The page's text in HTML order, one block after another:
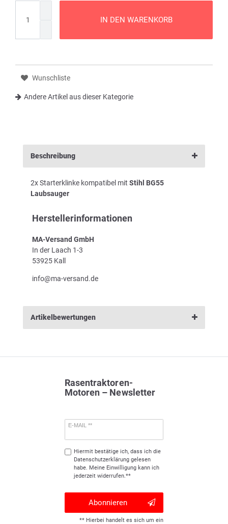
IN DEN WARENKORB
Wunschliste
Andere Artikel aus dieser Kategorie
Beschreibung
2x Starterklinke kompatibel mit Stihl BG55
Laubsauger
Herstellerinformationen
MA-Versand GmbH
In der Laach 1-3
53925 Kall
info@ma-versand.de
Artikelbewertungen
Rasentraktoren-
Motoren – Newsletter
E-MAIL **
Hiermit bestätige ich, dass ich die
Daten­schutz­erklärunggelesen
habe. Meine Einwilligung kann ich
jederzeit widerrufen.**
Abonnieren
** Hierbei handelt es sich um ein